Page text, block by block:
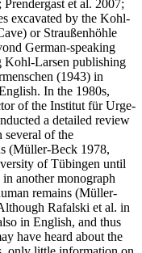
et al. 2007;
excavated by the Kohl-
or Straußenhöhle
German-speaking
Kohl-Larsen publishing
(1943) in
In the 1980s,
of the Institut für Urge­
a detailed review
several of the
(Müller-Beck 1978,
of Tübingen until
another monograph
remains (Müller-
Rafalski et al. in
in English, and thus
have heard about the